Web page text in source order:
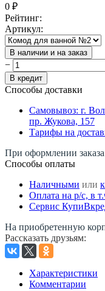
0 ₽
Рейтинг:
Артикул:
В наличии и на заказ
−
В кредит
Способы доставки
Самовывоз: г.
пр. Жукова, 157
Тарифы на
При оформлении
Способы оплаты
Наличными или
Оплата на р/c, в
Сервис
На приобретенную
Рассказать друзьям:
Характеристики
Комментарии